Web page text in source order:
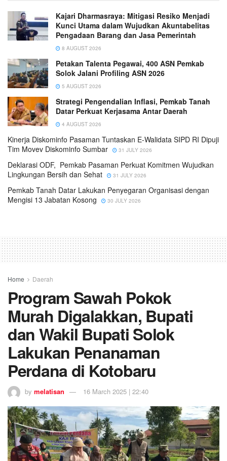
Kajari Dharmasraya: Mitigasi Resiko Menjadi
Kunci Utama dalam Wujudkan Akuntabelitas
Pengadaan Barang dan Jasa Pemerintah
8 AUGUST 2026
Petakan Talenta Pegawai, 400 ASN Pemkab
Solok Jalani Profiling ASN 2026
5 AUGUST 2026
Strategi Pengendalian Inflasi, Pemkab Tanah
Datar Perkuat Kerjasama Antar Daerah
4 AUGUST 2026
Kinerja Diskominfo Pasaman Tuntaskan E-Walidata SIPD RI Dipuji
Tim Movev Diskominfo Sumbar
31 JULY 2026
Deklarasi ODF, Pemkab Pasaman Perkuat Komitmen Wujudkan
Lingkungan Bersih dan Sehat
31 JULY 2026
Pemkab Tanah Datar Lakukan Penyegaran Organisasi dengan
Mengisi 13 Jabatan Kosong
30 JULY 2026
Home Daerah
Program Sawah Pokok
Murah Digalakkan, Bupati
dan Wakil Bupati Solok
Lakukan Penanaman
Perdana di Kotobaru
by melatisan 16 March 2025 | 22:40